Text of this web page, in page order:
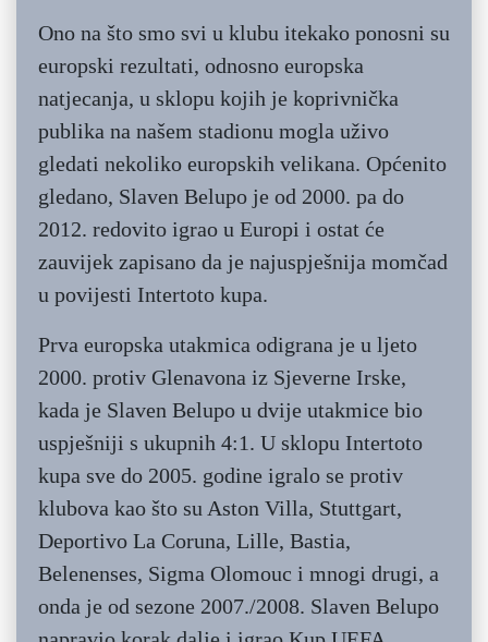
Ono na što smo svi u klubu itekako ponosni su
europski rezultati, odnosno europska
natjecanja, u sklopu kojih je koprivnička
publika na našem stadionu mogla uživo
gledati nekoliko europskih velikana. Općenito
gledano, Slaven Belupo je od 2000. pa do
2012. redovito igrao u Europi i ostat će
zauvijek zapisano da je najuspješnija momčad
u povijesti Intertoto kupa.
Prva europska utakmica odigrana je u ljeto
2000. protiv Glenavona iz Sjeverne Irske,
kada je Slaven Belupo u dvije utakmice bio
uspješniji s ukupnih 4:1. U sklopu Intertoto
kupa sve do 2005. godine igralo se protiv
klubova kao što su Aston Villa, Stuttgart,
Deportivo La Coruna, Lille, Bastia,
Belenenses, Sigma Olomouc i mnogi drugi, a
onda je od sezone 2007./2008. Slaven Belupo